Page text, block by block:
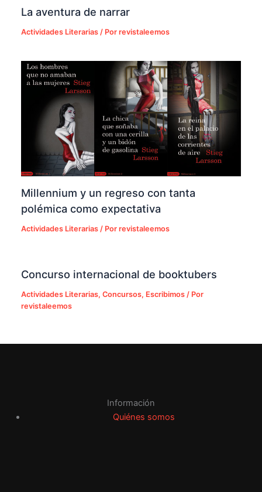
La aventura de narrar
Actividades Literarias / Porrevistaleemos
Millennium y un regreso con tanta
polémica como expectativa
Actividades Literarias / Porrevistaleemos
Concurso internacional de booktubers
Actividades Literarias,Concursos, Escribimos / Por
revistaleemos
Información
Quiénes somos